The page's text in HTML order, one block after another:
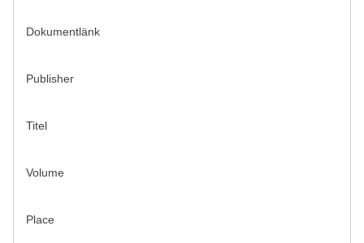
Dokumentlänk
Publisher
Titel
Volume
Place